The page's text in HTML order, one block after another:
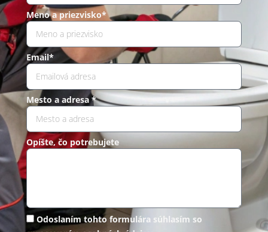
Meno a priezvisko*
Email*
Mesto a adresa *
Opíšte, čo potrebujete
Odoslaním tohto formulára súhlasím so